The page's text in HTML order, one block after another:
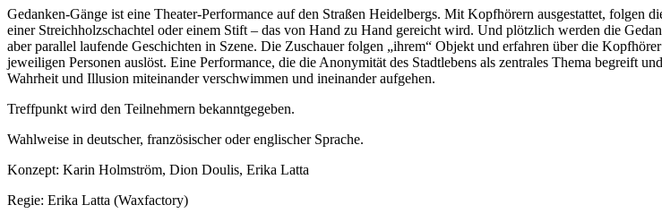
Gedanken-Gänge ist eine Theater-Performance auf den Straßen Heidelbergs. Mit Kopfhörern ausgestattet, folgen
einer Streichholzschachtel oder einem Stift – das von Hand zu Hand gereicht wird. Und plötzlich werden die
aber parallel laufende Geschichten in Szene. Die Zuschauer folgen „ihrem“ Objekt und erfahren über die
jeweiligen Personen auslöst. Eine Performance, die die Anonymität des Stadtlebens als zentrales Thema begreift
Wahrheit und Illusion miteinander verschwimmen und ineinander aufgehen.
Treffpunkt wird den Teilnehmern bekanntgegeben.
Wahlweise in deutscher, französischer oder englischer Sprache.
Konzept: Karin Holmström, Dion Doulis, Erika Latta
Regie: Erika Latta (Waxfactory)